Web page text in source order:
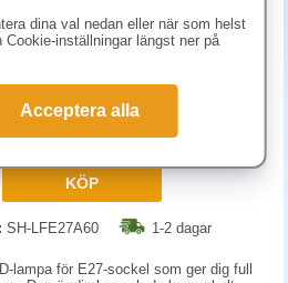
kr (inkl. moms)
KÖP
SH-LFE27A60 1-2 dagar
lampa för E27-sockel som ger dig full
dina val nedan eller när som helst
inställningar längst ner på
Acceptera alla